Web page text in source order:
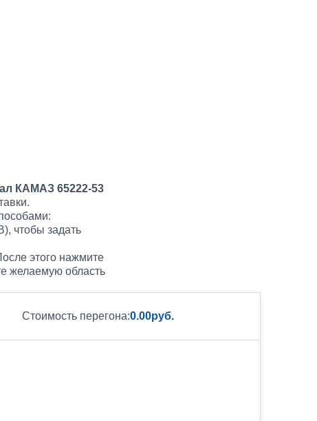
КАМАЗ 65222-53
чтобы задать
этого нажмите
желаемую область
Стоимость перегона:0.00